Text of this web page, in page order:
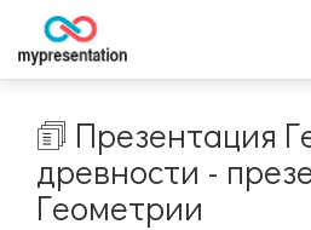
🗊 Презентация
древности -
Геометрии